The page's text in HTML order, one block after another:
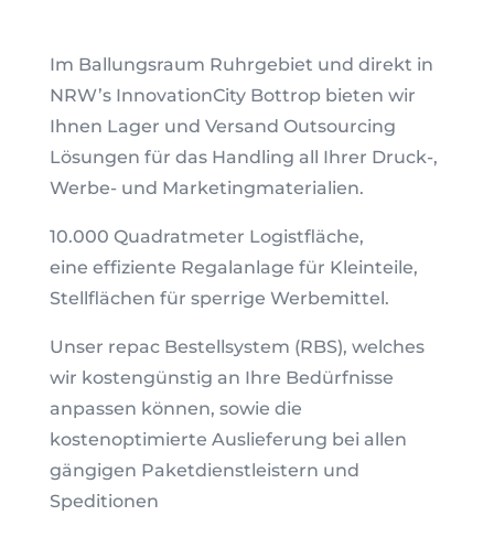
Im Ballungsraum Ruhrgebiet und direkt in
NRW’s InnovationCity Bottrop bieten wir
Ihnen Lager und Versand Outsourcing
Lösungen für das Handling all Ihrer Druck-,
Werbe- und Marketingmaterialien.
10.000 Quadratmeter Logistfläche,
eine effiziente Regalanlage für Kleinteile,
Stellflächen für sperrige Werbemittel.
Unser repac Bestellsystem (RBS), welches
wir kostengünstig an Ihre Bedürfnisse
anpassen können, sowie die
kostenoptimierte Auslieferung bei allen
gängigen Paketdienstleistern und
Speditionen